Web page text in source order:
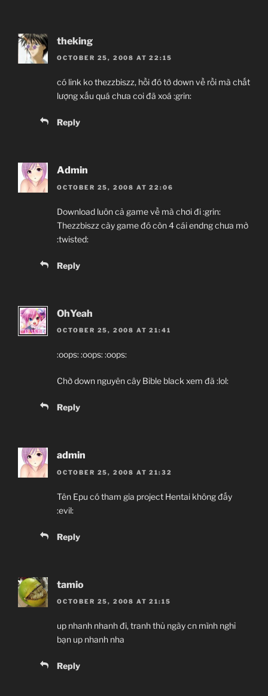
theking
OCTOBER 25, 2008 AT 22:15
có link ko thezzbiszz, hồi đó tớ down về rồi mà chất
lượng xấu quá chưa coi đã xoá :grin:
Reply
Admin
OCTOBER 25, 2008 AT 22:06
Download luôn cả game về mà chơi đi :grin:
Thezzbiszz cày game đó còn 4 cái endng chưa mở
:twisted:
Reply
OhYeah
OCTOBER 25, 2008 AT 21:41
:oops: :oops: :oops:
Chờ down nguyên cây Bible black xem đã :lol:
Reply
admin
OCTOBER 25, 2008 AT 21:32
Tên Epu có tham gia project Hentai không đấy
:evil:
Reply
tamio
OCTOBER 25, 2008 AT 21:15
up nhanh nhanh đi, tranh thủ ngày cn mình nghỉ
bạn up nhanh nha
Reply